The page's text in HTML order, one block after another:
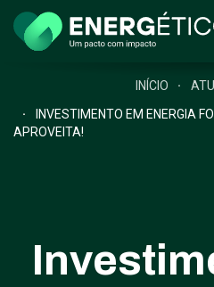
INÍCIO
INVESTIMENTO EM ENERGIA
APROVEITA!